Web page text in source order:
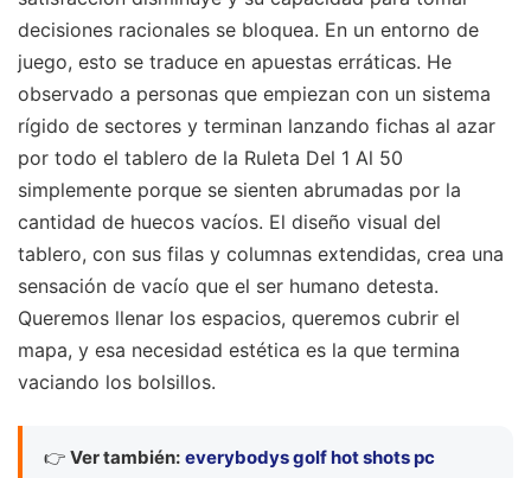
decisiones racionales se bloquea. En un entorno de
juego, esto se traduce en apuestas erráticas. He
observado a personas que empiezan con un sistema
rígido de sectores y terminan lanzando fichas al azar
por todo el tablero de la Ruleta Del 1 Al 50
simplemente porque se sienten abrumadas por la
cantidad de huecos vacíos. El diseño visual del
tablero, con sus filas y columnas extendidas, crea una
sensación de vacío que el ser humano detesta.
Queremos llenar los espacios, queremos cubrir el
mapa, y esa necesidad estética es la que termina
vaciando los bolsillos.
👉 Ver también: everybodys golf hot shots pc